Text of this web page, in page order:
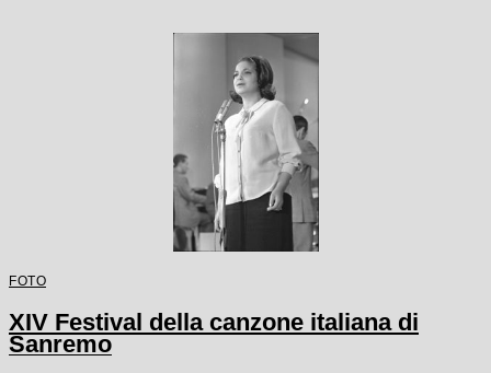
FOTO
XIV Festival della canzone italiana di
Sanremo